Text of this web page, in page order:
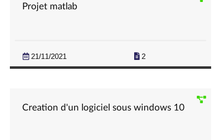
Projet matlab
21/11/2021 2
Creation d'un logiciel sous windows 10